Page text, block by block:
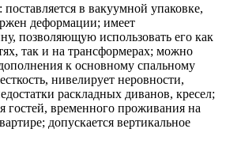
в вакуумной упаковке,
деформации; имеет
позволяющую использовать его как
так и на трансформерах; можно
к основному спальному
нивелирует неровности,
раскладных диванов, кресел;
гостей, временного проживания на
допускается вертикальное